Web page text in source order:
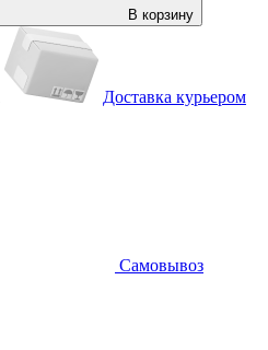
В корзину
Доставка курьером
Самовывоз